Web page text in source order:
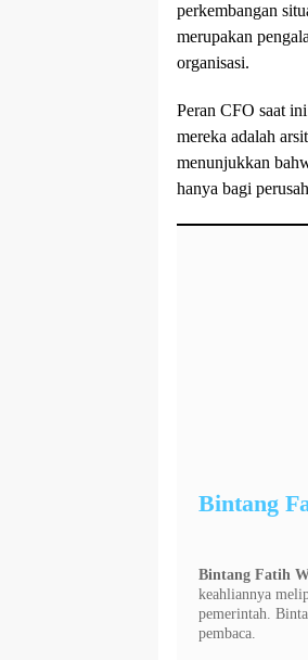
perkembangan
merupakan
organisasi.
Peran CFO saat
mereka adalah
menunjukkan
hanya bagi
Bintang
Bintang Fatih
keahliannya
pemerintah.
pembaca.